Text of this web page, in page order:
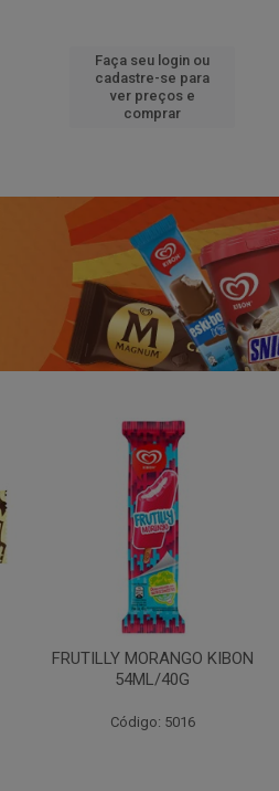
Faça seu login ou
cadastre-se para
ver preços e
comprar
FRUTILLY MORANGO KIBON
54ML/40G
Código: 5016